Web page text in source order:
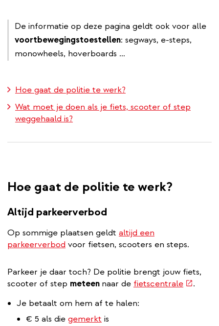
De informatie op deze pagina geldt ook voor alle
voortbewegingstoestellen: segways, e-steps,
monowheels, hoverboards …
Hoe gaat de politie te werk?
Wat moet je doen als je fiets, scooter of step
weggehaald is?
Hoe gaat de politie te werk?
Altijd parkeerverbod
Op sommige plaatsen geldt altijd een
parkeerverbod voor fietsen, scooters en steps.
Parkeer je daar toch? De politie brengt jouw fiets,
scooter of step meteen naar de fietscentrale(externe
.
Je betaalt om hem af te halen:
€ 5 als die gemerkt is